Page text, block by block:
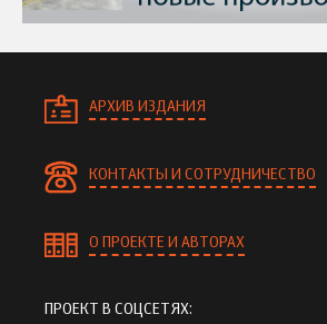
АРХИВ ИЗДАНИЯ
КОНТАКТЫ И СОТРУДНИЧЕСТВО
О ПРОЕКТЕ И АВТОРАХ
ПРОЕКТ В СОЦСЕТЯХ: